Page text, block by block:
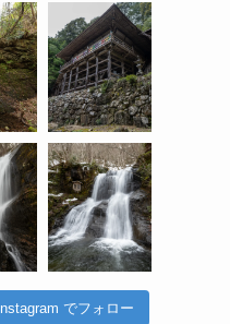
Instagram でフォロー